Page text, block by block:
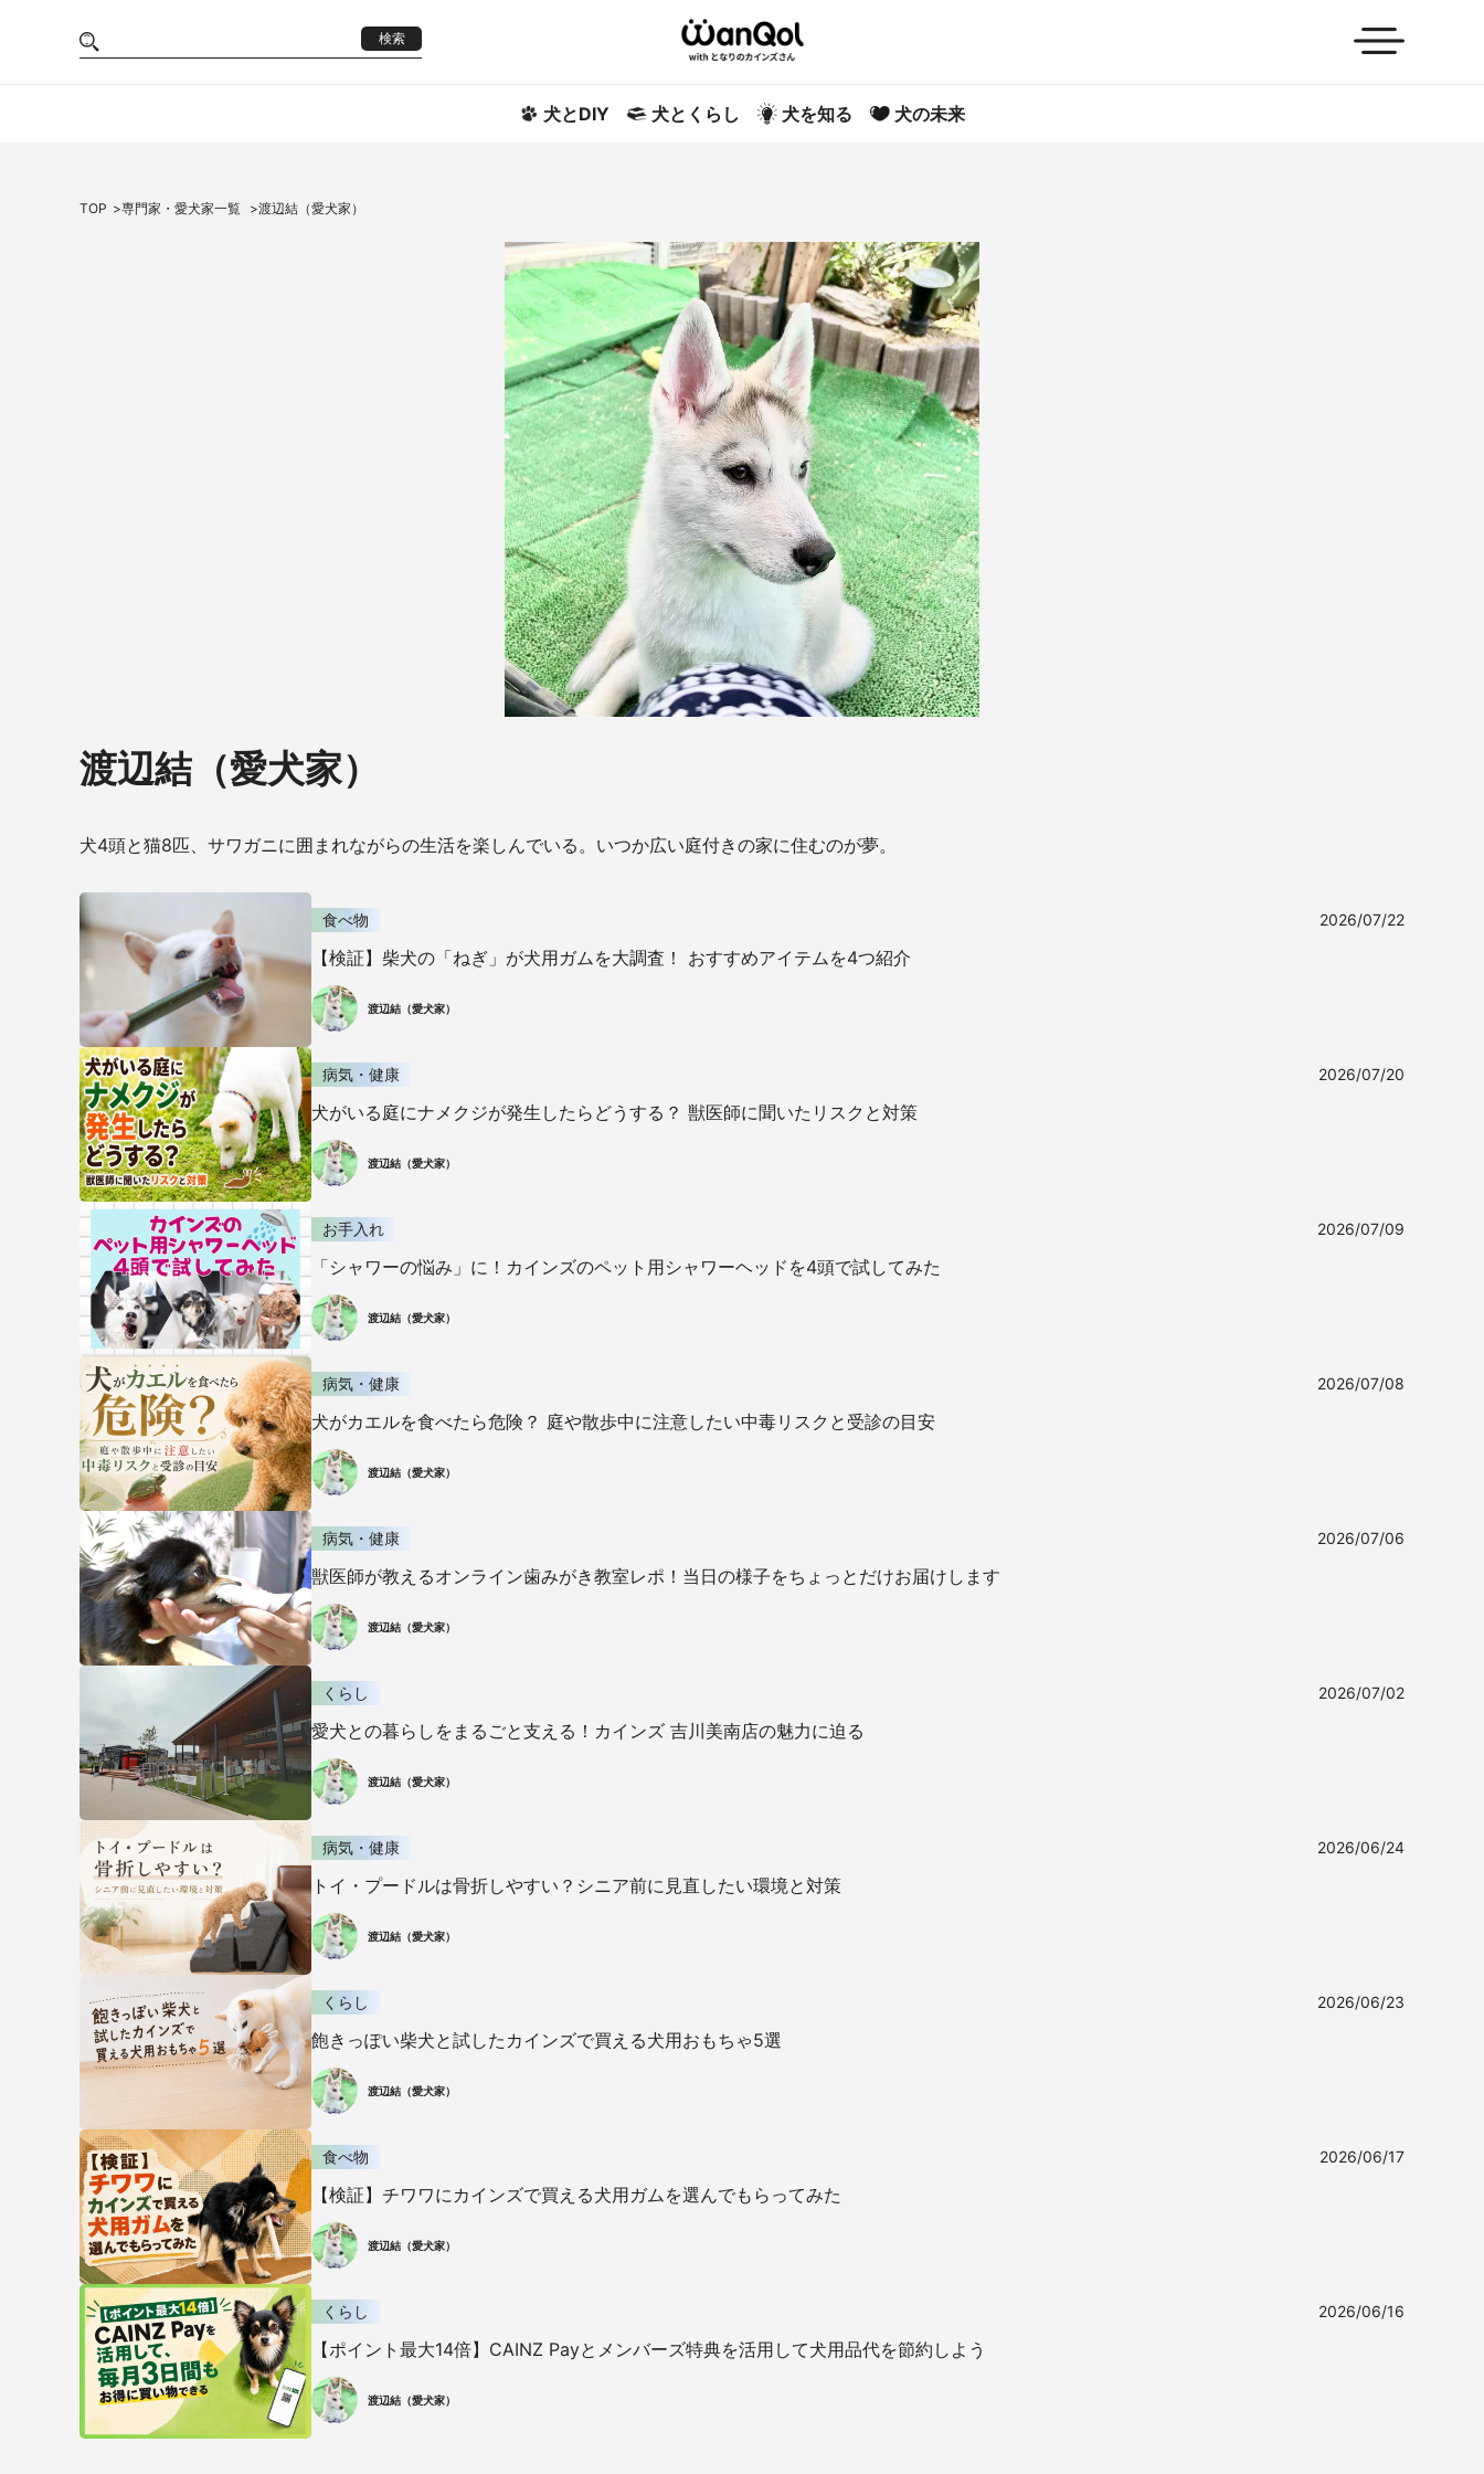
検索
犬とDIY 犬とくらし 犬を知る 犬の未来
TOP 専門家・愛犬家一覧 渡辺結（愛犬家）
渡辺結（愛犬家）
犬4頭と猫8匹、サワガニに囲まれながらの生活を楽しんでいる。いつか広い庭付きの家に住むのが夢。
食べ物 2026/07/22
【検証】柴犬の「ねぎ」が犬用ガムを大調査！ おすすめアイテムを4つ紹介
渡辺結（愛犬家）
病気・健康 2026/07/20
犬がいる庭にナメクジが発生したらどうする？ 獣医師に聞いたリスクと対策
渡辺結（愛犬家）
お手入れ 2026/07/09
「シャワーの悩み」に！カインズのペット用シャワーヘッドを4頭で試してみた
渡辺結（愛犬家）
病気・健康 2026/07/08
犬がカエルを食べたら危険？ 庭や散歩中に注意したい中毒リスクと受診の目安
渡辺結（愛犬家）
病気・健康 2026/07/06
獣医師が教えるオンライン歯みがき教室レポ！当日の様子をちょっとだけお届けします
渡辺結（愛犬家）
くらし 2026/07/02
愛犬との暮らしをまるごと支える！カインズ 吉川美南店の魅力に迫る
渡辺結（愛犬家）
病気・健康 2026/06/24
トイ・プードルは骨折しやすい？シニア前に見直したい環境と対策
渡辺結（愛犬家）
くらし 2026/06/23
飽きっぽい柴犬と試したカインズで買える犬用おもちゃ5選
渡辺結（愛犬家）
食べ物 2026/06/17
【検証】チワワにカインズで買える犬用ガムを選んでもらってみた
渡辺結（愛犬家）
くらし 2026/06/16
【ポイント最大14倍】CAINZ Payとメンバーズ特典を活用して犬用品代を節約しよう
渡辺結（愛犬家）